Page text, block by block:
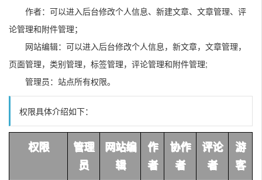
作者：可以进入后台修改个人信息、新建文章、文章管理、评
论管理和附件管理；
网站编辑：可以进入后台修改个人信息，新文章，文章管理，
页面管理，类别管理，标签管理，评论管理和附件管理;
管理员：站点所有权限。
权限具体介绍如下：
权限
管理
员
网站编
辑
作
者
协作
者
评论
者
游
客